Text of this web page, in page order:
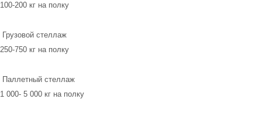
100-200 кг на полку
Грузовой стеллаж
250-750 кг на полку
Паллетный стеллаж
1 000- 5 000 кг на полку